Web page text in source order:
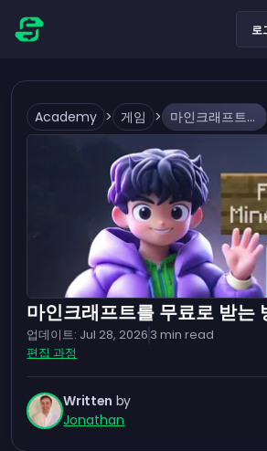
로
Academy > 게임 > 마인크래프트를 무료로 받는 방법
마인크래프트를 무료로 받는
업데이트: Jul 28, 2026 3 min read
편집 과정
Written by
Jonathan